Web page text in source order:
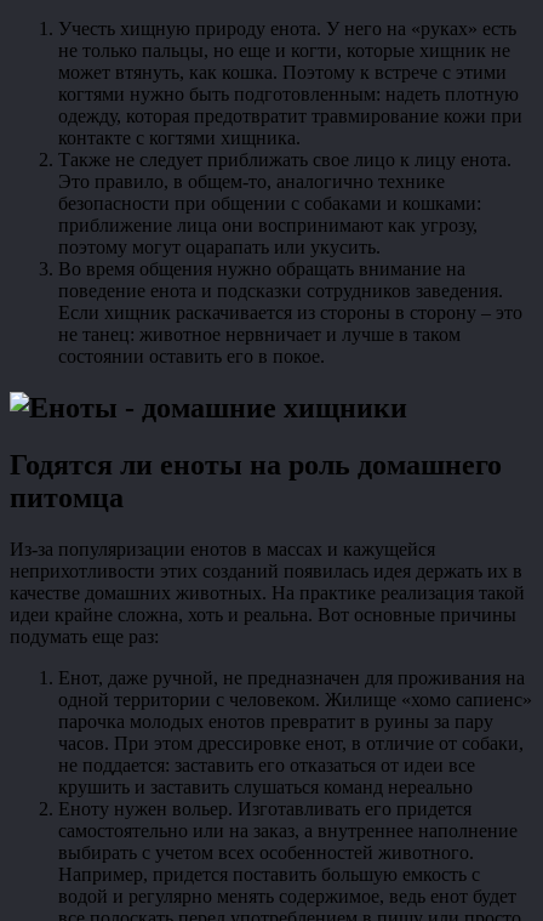
Учесть хищную природу енота. У него на «руках» есть
не только пальцы, но еще и когти, которые хищник не
может втянуть, как кошка. Поэтому к встрече с этими
когтями нужно быть подготовленным: надеть плотную
одежду, которая предотвратит травмирование кожи при
контакте с когтями хищника.
Также не следует приближать свое лицо к лицу енота.
Это правило, в общем-то, аналогично технике
безопасности при общении с собаками и кошками:
приближение лица они воспринимают как угрозу,
поэтому могут оцарапать или укусить.
Во время общения нужно обращать внимание на
поведение енота и подсказки сотрудников заведения.
Если хищник раскачивается из стороны в сторону – это
не танец: животное нервничает и лучше в таком
состоянии оставить его в покое.
Годятся ли еноты на роль домашнего
питомца
Из-за популяризации енотов в массах и кажущейся
неприхотливости этих созданий появилась идея держать их в
качестве домашних животных. На практике реализация такой
идеи крайне сложна, хоть и реальна. Вот основные причины
подумать еще раз:
Енот, даже ручной, не предназначен для проживания на
одной территории с человеком. Жилище «хомо сапиенс»
парочка молодых енотов превратит в руины за пару
часов. При этом дрессировке енот, в отличие от собаки,
не поддается: заставить его отказаться от идеи все
крушить и заставить слушаться команд нереально
Еноту нужен вольер. Изготавливать его придется
самостоятельно или на заказ, а внутреннее наполнение
выбирать с учетом всех особенностей животного.
Например, придется поставить большую емкость с
водой и регулярно менять содержимое, ведь енот будет